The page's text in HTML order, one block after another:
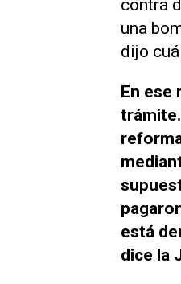
contra
una
dijo
En ese
está
dice la